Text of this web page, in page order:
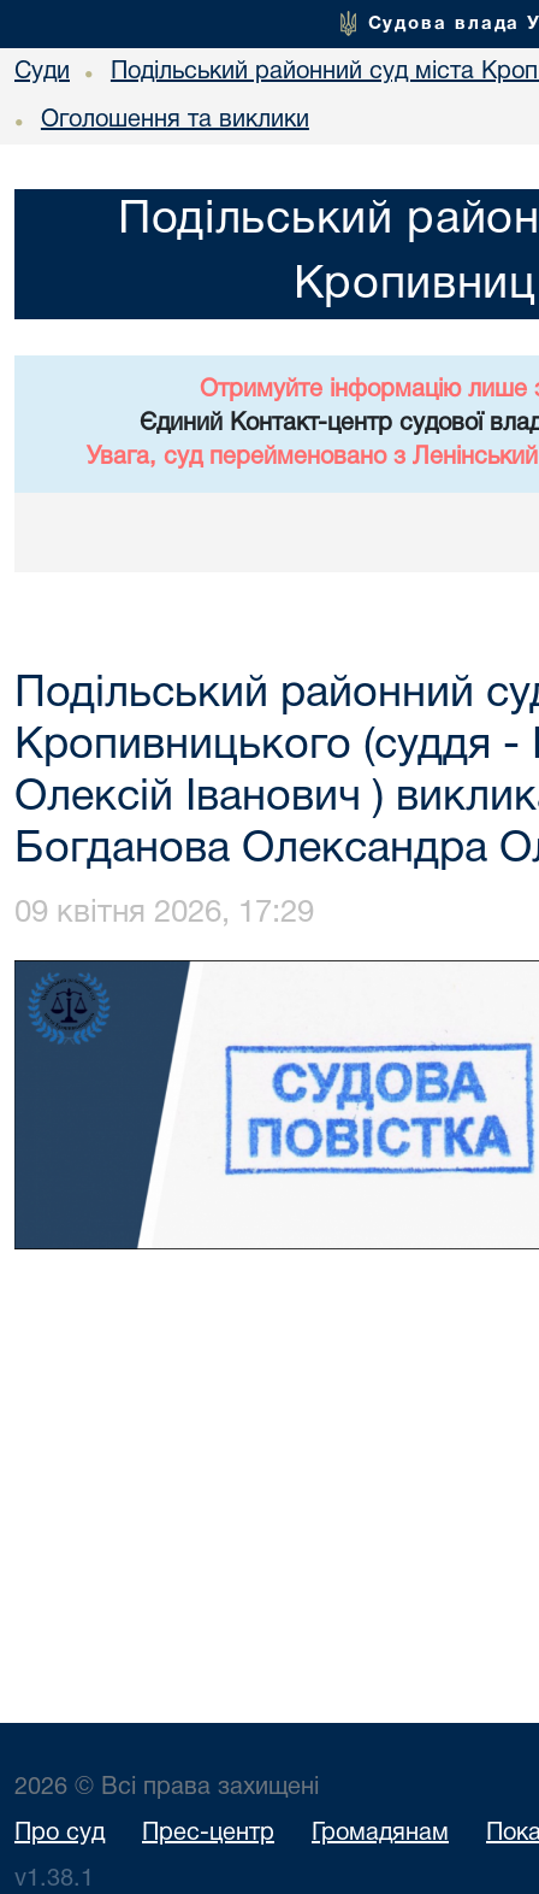
Судова влада
Суди • Подільський районний суд міста
• Оголошення та виклики
Подільський
Отримуйте інформацію лише
Єдиний Контакт-центр судової
Увага, суд перейменовано з
Подільський районний
Кропивницького (суддя -
Олексій Іванович )
Богданова Олександра
09 квітня 2026, 17:29
2026 © Всі права захищені
Про суд Прес-центр Громадянам
v1.38.1